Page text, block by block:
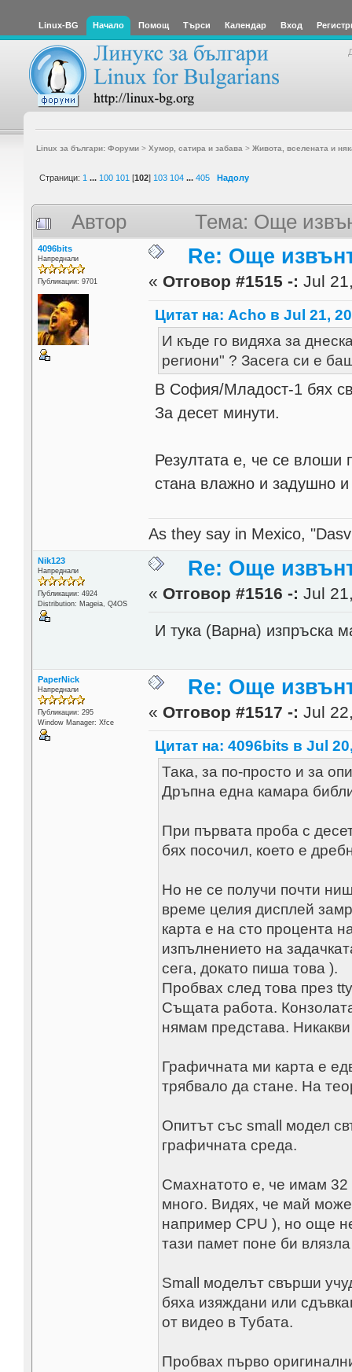
Linux-BG Начало Помощ Търси Календар Вход
Linux за българи: Форуми> Хумор, сатира и забава > Живота, вселената и
Страници: 1 ... 100 101 [102] 103 104 ... 405 Надолу
Автор Тема: Още
4096bits
Напреднали
Публикации: 9701
Re: Още
« Отговор #1515 -: Jul
Цитат на: Acho в Jul 21,
И къде го видяха за
региони" ? Засега си е
В София/Младост-1 бях
За десет минути.
Резултата е, че се влоши
стана влажно и задушно
As they say in Mexico,
Nik123
Напреднали
Публикации: 4924
Distribution: Mageia, Q4OS
Re: Още
« Отговор #1516 -: Jul
И тука (Варна) изпръска
PaperNick
Напреднали
Публикации: 295
Window Manager: Xfce
Re: Още
« Отговор #1517 -: Jul
Цитат на: 4096bits в Jul
Така, за по-просто и за
Дръпна една камара
При първата проба с
бях посочил, което е
Но не се получи почти
време целия дисплей
карта е на сто процента
изпълнението на
сега, докато пиша това ).
Пробвах след това през
Същата работа.
нямам представа.
Графичната ми карта е
трябвало да стане. На
Опитът със small модел
графичната среда.
Смахнатото е, че имам 32
много. Видях, че май може
например CPU ), но още
тази памет поне би
Small моделът свърши
бяха изяждани или
от видео в Тубата.
Пробвах първо